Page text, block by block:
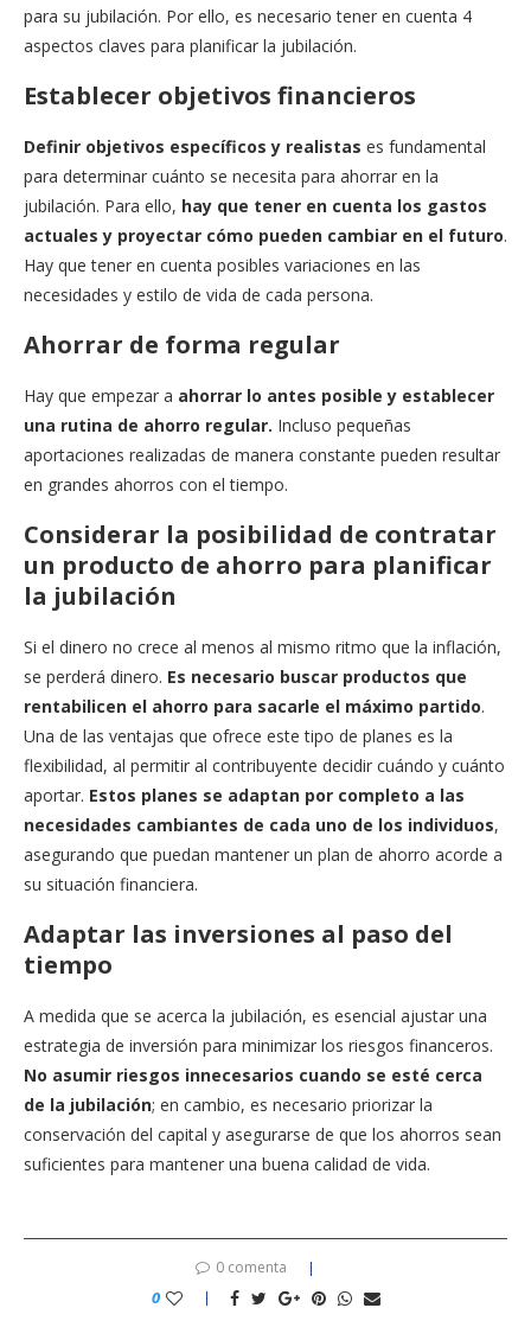
para su jubilación. Por ello, es necesario tener en cuenta 4
aspectos claves para planificar la jubilación.
Establecer objetivos financieros
Definir objetivos específicos y realistas es fundamental
para determinar cuánto se necesita para ahorrar en la
jubilación. Para ello, hay que tener en cuenta los gastos
actuales y proyectar cómo pueden cambiar en el futuro.
Hay que tener en cuenta posibles variaciones en las
necesidades y estilo de vida de cada persona.
Ahorrar de forma regular
Hay que empezar a ahorrar lo antes posible y establecer
una rutina de ahorro regular. Incluso pequeñas
aportaciones realizadas de manera constante pueden resultar
en grandes ahorros con el tiempo.
Considerar la posibilidad de contratar
un producto de ahorro para planificar
la jubilación
Si el dinero no crece al menos al mismo ritmo que la inflación,
se perderá dinero. Es necesario buscar productos que
rentabilicen el ahorro para sacarle el máximo partido.
Una de las ventajas que ofrece este tipo de planes es la
flexibilidad, al permitir al contribuyente decidir cuándo y cuánto
aportar. Estos planes se adaptan por completo a las
necesidades cambiantes de cada uno de los individuos,
asegurando que puedan mantener un plan de ahorro acorde a
su situación financiera.
Adaptar las inversiones al paso del
tiempo
A medida que se acerca la jubilación, es esencial ajustar una
estrategia de inversión para minimizar los riesgos financeros.
No asumir riesgos innecesarios cuando se esté cerca
de la jubilación; en cambio, es necesario priorizar la
conservación del capital y asegurarse de que los ahorros sean
suficientes para mantener una buena calidad de vida.
0 comenta
0